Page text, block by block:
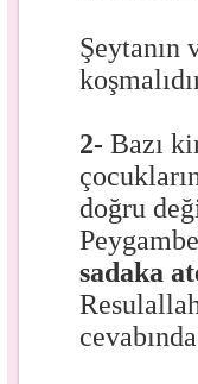
Şeytanın
2-Bazı
doğru
sadaka
cevabında